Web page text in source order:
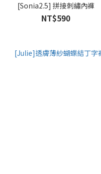
[Sonia2.5] 拼接刺繡內褲
NT$590